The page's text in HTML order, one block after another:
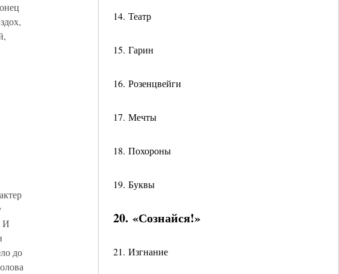
14. Театр
15. Гарин
16. Розенцвейги
17. Мечты
18. Похороны
19. Буквы
20. «Сознайся!»
21. Изгнание
И
до